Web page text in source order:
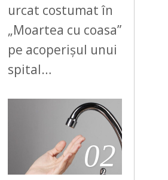
urcat costumat în
„Moartea cu coasa”
pe acoperișul unui
spital…
02